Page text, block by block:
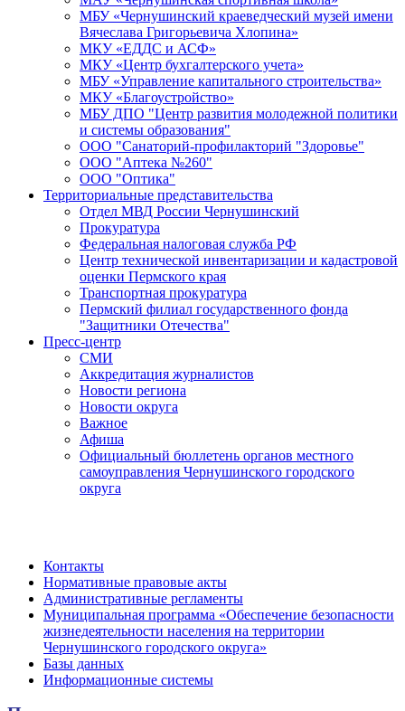
МБУ «Чернушинский краеведческий музей имени
Вячеслава Григорьевича Хлопина»
МКУ «ЕДДС и АСФ»
МКУ «Центр бухгалтерского учета»
МБУ «Управление капитального строительства»
МКУ «Благоустройство»
МБУ ДПО "Центр развития молодежной политики
и системы образования"
ООО "Санаторий-профилакторий "Здоровье"
ООО "Аптека №260"
ООО "Оптика"
Территориальные представительства
Отдел МВД России Чернушинский
Прокуратура
Федеральная налоговая служба РФ
Центр технической инвентаризации и кадастровой
оценки Пермского края
Транспортная прокуратура
Пермский филиал государственного фонда
"Защитники Отечества"
Пресс-центр
СМИ
Аккредитация журналистов
Новости региона
Новости округа
Важное
Афиша
Официальный бюллетень органов местного
самоуправления Чернушинского городского
округа
Контакты
Нормативные правовые акты
Административные регламенты
Муниципальная программа «Обеспечение безопасности
жизнедеятельности населения на территории
Чернушинского городского округа»
Базы данных
Информационные системы